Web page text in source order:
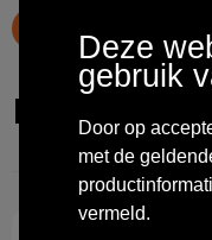
Tassen
Office
Schrijfwaren
Kunst & cultuur
Kinderopvang
Landbouw
Deze
gebruik
Door op
met de
vermeld.